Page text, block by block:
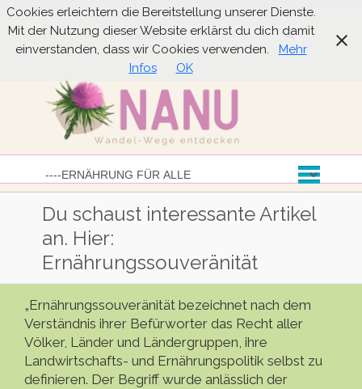
Suche
Du schaust interessante Artikel
an. Hier:
Ernährungssouveränität
„Ernährungssouveränität bezeichnet nach dem
Verständnis ihrer Befürworter das Recht aller
Völker, Länder und Ländergruppen, ihre
Landwirtschafts- und Ernährungspolitik selbst zu
definieren. Der Begriff wurde anlässlich der
Cookies erleichtern die Bereitstellung unserer Dienste.
Mit der Nutzung dieser Website erklärst du dich damit
einverstanden, dass wir Cookies verwenden.
Mehr
Infos
OK